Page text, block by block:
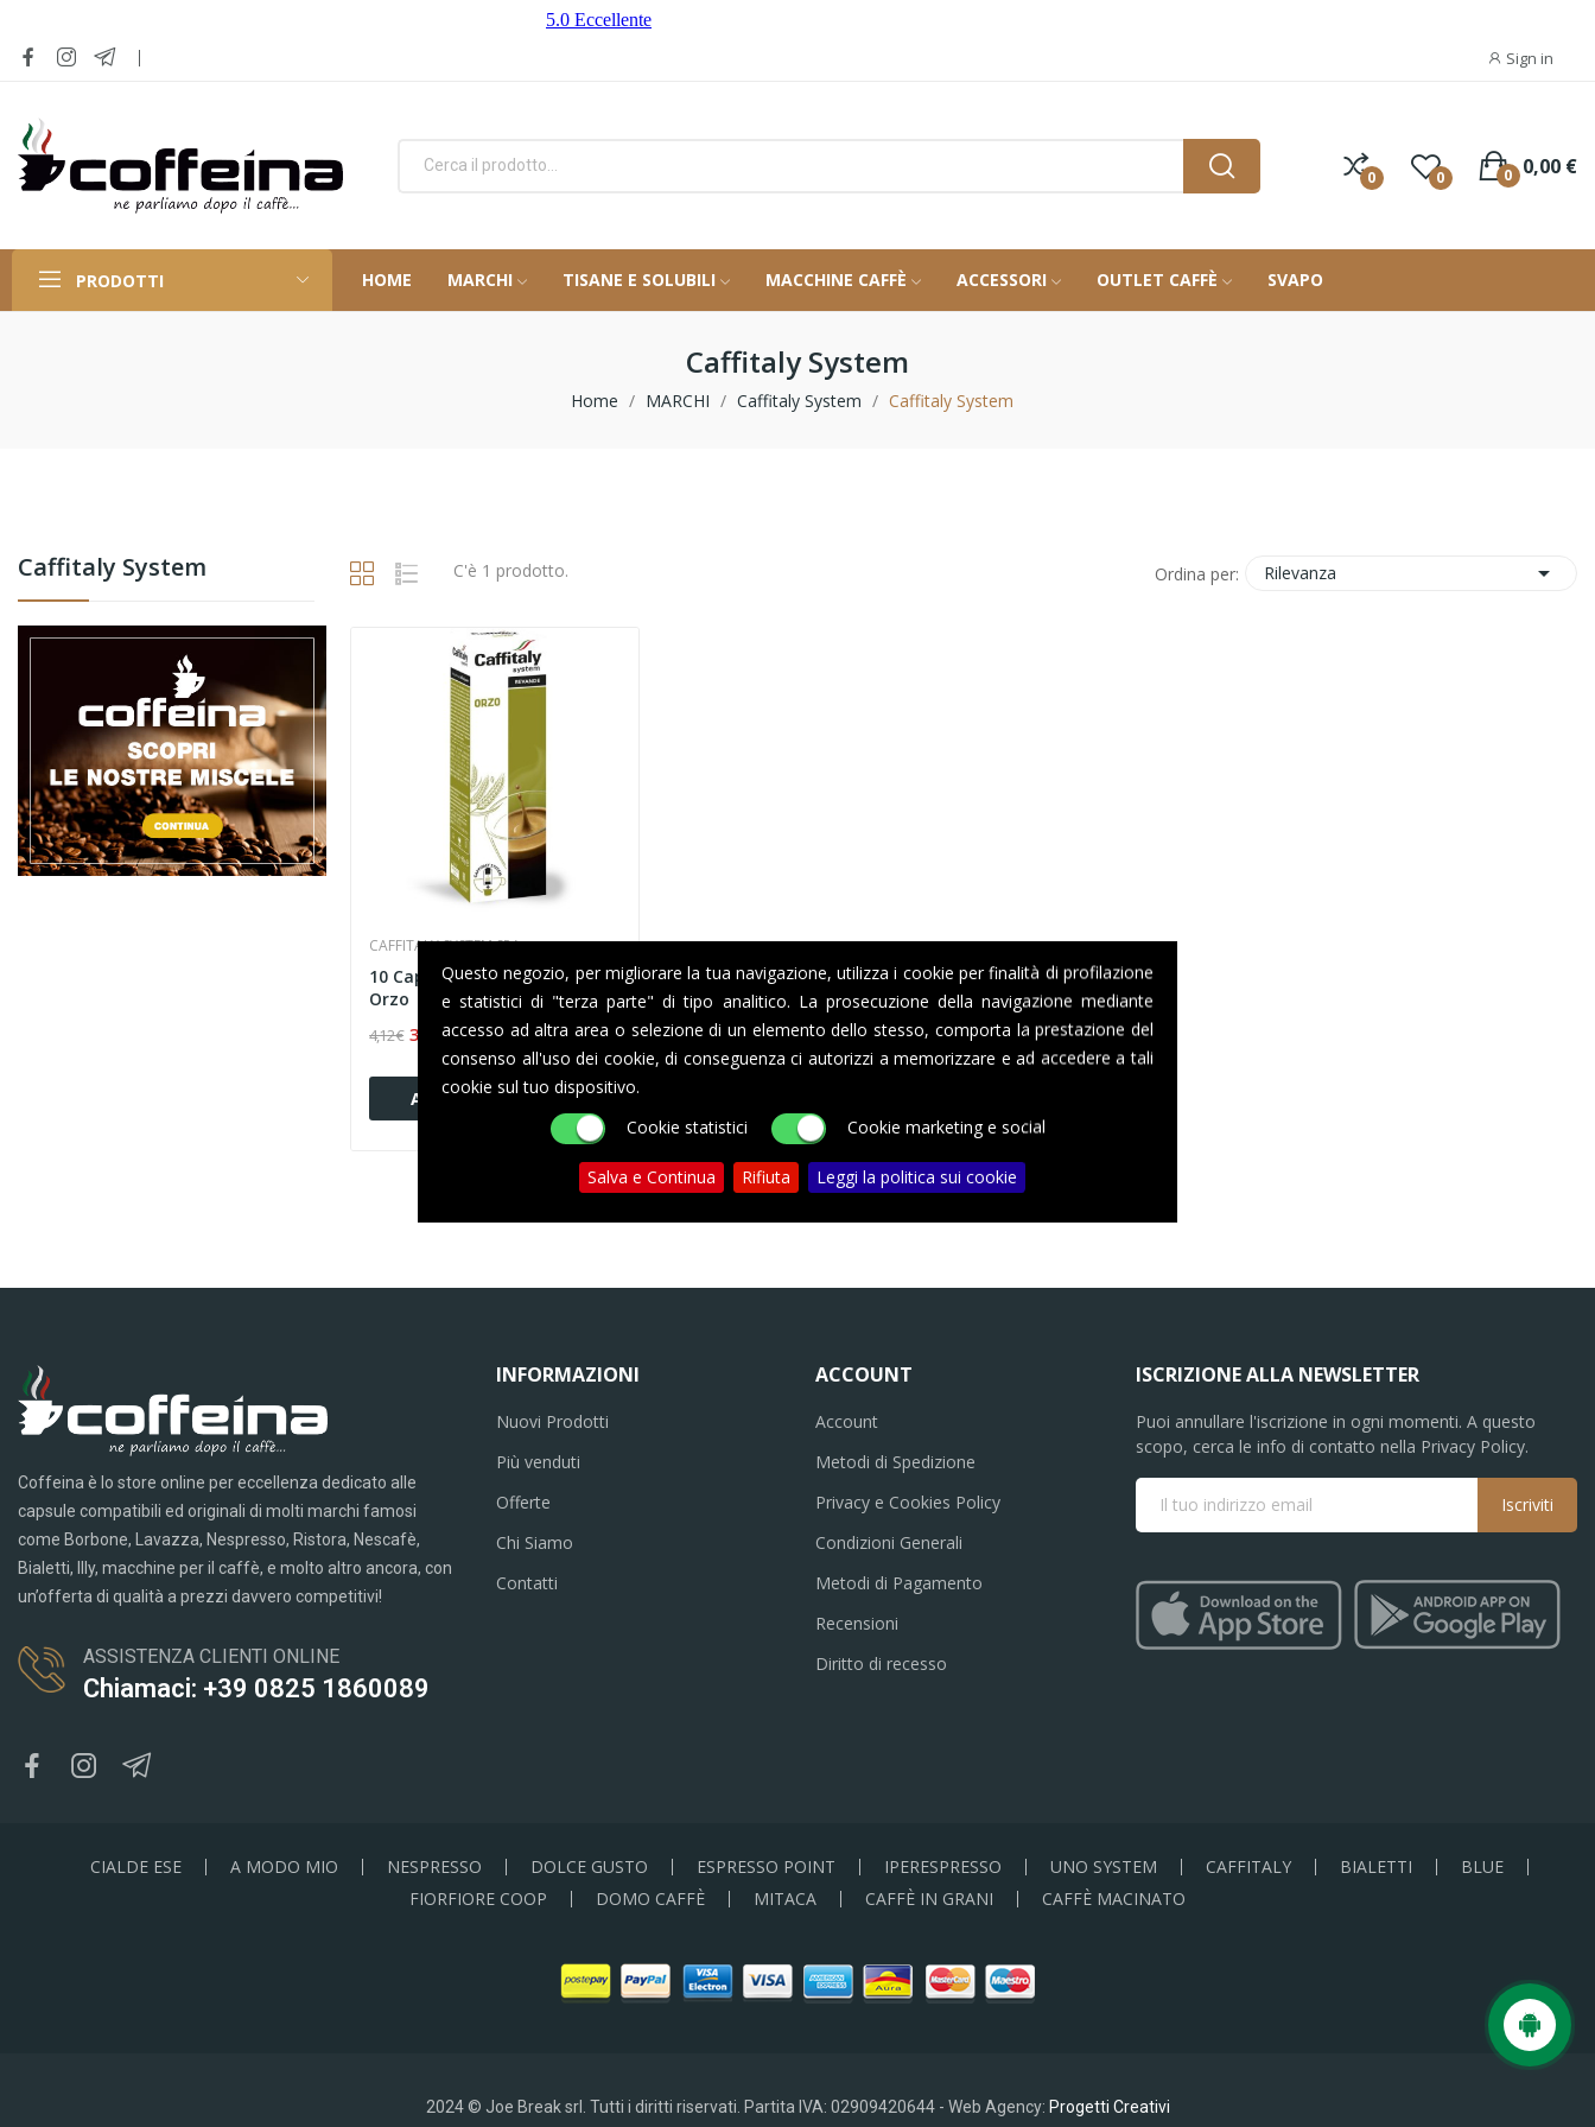
Sign in
0 0 0,00 €
0
PRODOTTI HOME MARCHI TISANE E SOLUBILI MACCHINE CAFFÈ ACCESSORI OUTLET CAFFÈ SVAPO
Caffitaly System
Home MARCHI Caffitaly System Caffitaly System
Caffitaly System C'è 1 prodotto. Ordina per: Rilevanza 
CAFFITALY SYSTEM SPA
10 Capsule Caffitaly System
Orzo
4,12 € 3,30 € -0,82 €
Aggiungi al carrello
Coffeina è lo store online per eccellenza dedicato alle
capsule compatibili ed originali di molti marchi famosi
come Borbone, Lavazza, Nespresso, Ristora, Nescafè,
Bialetti, Illy, macchine per il caffè, e molto altro ancora, con
un’offerta di qualità a prezzi davvero competitivi!
ASSISTENZA CLIENTI ONLINE
Chiamaci: +39 0825 1860089
INFORMAZIONI
Nuovi Prodotti
Più venduti
Offerte
Chi Siamo
Contatti
ACCOUNT
Account
Metodi di Spedizione
Privacy e Cookies Policy
Condizioni Generali
Metodi di Pagamento
Recensioni
Diritto di recesso
ISCRIZIONE ALLA NEWSLETTER
Puoi annullare l'iscrizione in ogni momenti. A questo
scopo, cerca le info di contatto nella Privacy Policy.
Iscriviti
CIALDE ESE A MODO MIO NESPRESSO DOLCE GUSTO ESPRESSO POINT IPERESPRESSO UNO SYSTEM CAFFITALY BIALETTI
BLUE
FIORFIORE COOP
DOMO CAFFÈ MITACA CAFFÈ IN GRANI CAFFÈ MACINATO
2024 © Joe Break srl. Tutti i diritti riservati. Partita IVA: 02909420644 - Web Agency: Progetti Creativi
Questo negozio, per migliorare la tua navigazione, utilizza i cookie per finalità di profilazione
e statistici di "terza parte" di tipo analitico. La prosecuzione della navigazione mediante
accesso ad altra area o selezione di un elemento dello stesso, comporta la prestazione del
consenso all'uso dei cookie, di conseguenza ci autorizzi a memorizzare e ad accedere a tali
cookie sul tuo dispositivo.
Cookie statistici
Cookie marketing e social
Salva e Continua Rifiuta Leggi la politica sui cookie